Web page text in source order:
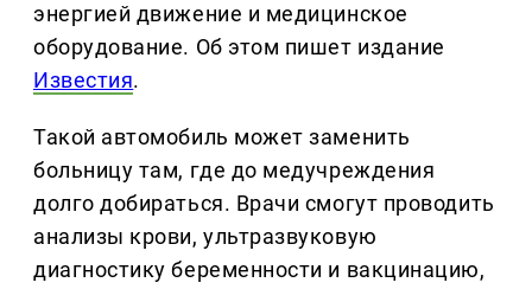
энергией движение и медицинское
оборудование. Об этом пишет издание
Известия.
Такой автомобиль может заменить
больницу там, где до медучреждения
долго добираться. Врачи смогут проводить
анализы крови, ультразвуковую
диагностику беременности и вакцинацию,